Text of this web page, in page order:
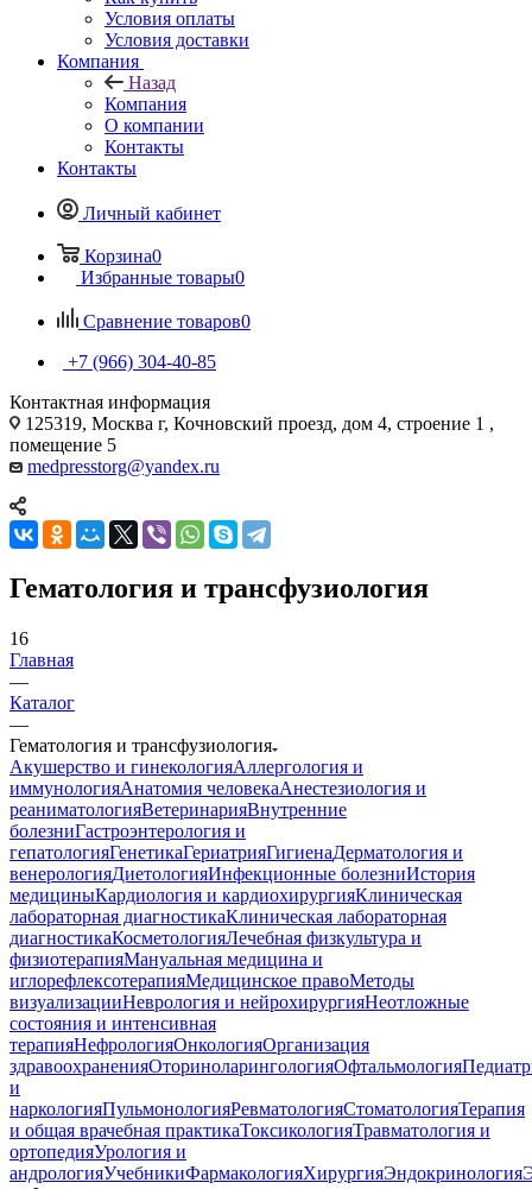
Условия оплаты
Условия доставки
Компания
Назад
Компания
О компании
Контакты
Контакты
Личный кабинет
Корзина0
Избранные товары0
Сравнение товаров0
+7 (966) 304-40-85
Контактная информация
125319, Москва г, Кочновский проезд, дом 4, строение 1 ,
помещение 5
medpresstorg@yandex.ru
Гематология и трансфузиология
16
Главная
—
Каталог
—
Гематология и трансфузиология
Акушерство и гинекологияАллергология и
иммунологияАнатомия человекаАнестезиология и
реаниматологияВетеринарияВнутренние
болезниГастроэнтерология и
гепатологияГенетикаГериатрияГигиенаДерматология и
венерологияДиетологияИнфекционные болезниИстория
медициныКардиология и кардиохирургияКлиническая
лабораторная диагностикаКлиническая лабораторная
диагностикаКосметологияЛечебная физкультура и
физиотерапияМануальная медицина и
иглорефлексотерапияМедицинское правоМетоды
визуализацииНеврология и нейрохирургияНеотложные
состояния и интенсивная
терапияНефрологияОнкологияОрганизация
здравоохраненияОториноларингологияОфтальмология
и
наркологияПульмонологияРевматологияСтоматологияТерапия
и общая врачебная практикаТоксикологияТравматология и
ортопедияУрология и
андрологияУчебникиФармакологияХирургияЭндокринология